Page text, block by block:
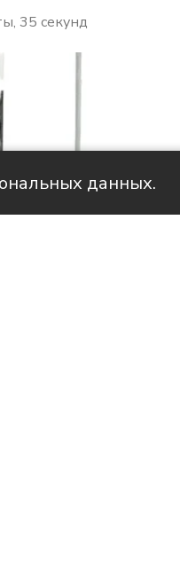
35 секунд
данных.